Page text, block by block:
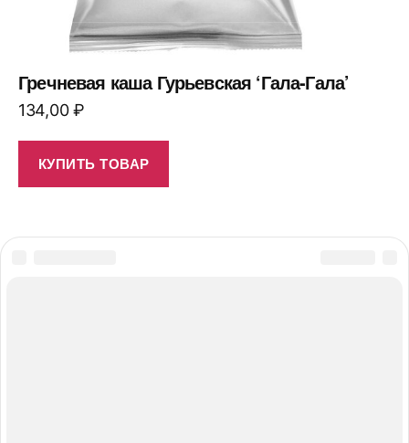
Гречневая каша Гурьевская ‘Гала-Гала’
134,00₽
КУПИТЬ ТОВАР